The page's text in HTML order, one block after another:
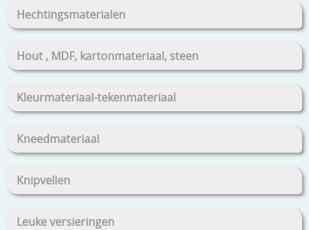
Hechtingsmaterialen
Hout , MDF, kartonmateriaal, steen
Kleurmateriaal-tekenmateriaal
Kneedmateriaal
Knipvellen
Leuke versieringen